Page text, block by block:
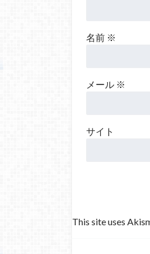
名前 ※
メール ※
サイト
This site uses